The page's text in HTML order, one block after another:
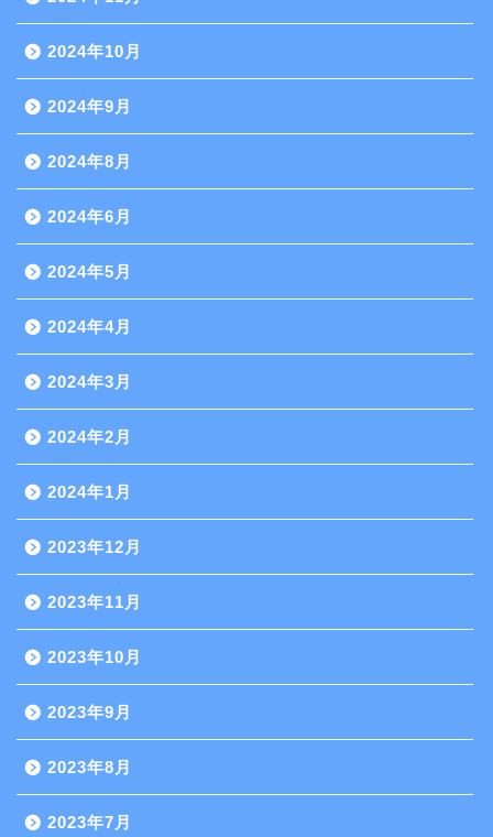
2024年10月
2024年9月
2024年8月
2024年6月
2024年5月
2024年4月
2024年3月
2024年2月
2024年1月
2023年12月
2023年11月
2023年10月
2023年9月
2023年8月
2023年7月